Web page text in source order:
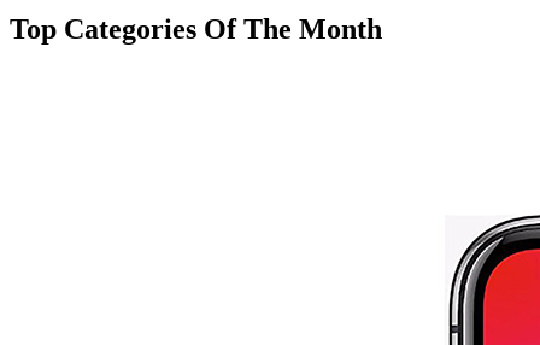
Top Categories Of The Month